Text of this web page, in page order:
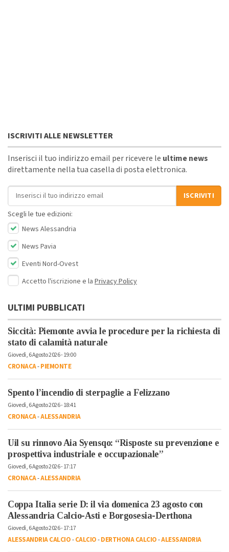
ISCRIVITI ALLE NEWSLETTER
Inserisci il tuo indirizzo email per ricevere le ultime news
direttamente nella tua casella di posta elettronica.
Indirizzo email
ISCRIVITI
Scegli le tue edizioni:
News Alessandria
News Pavia
Eventi Nord-Ovest
Accetto l'iscrizione e la Privacy Policy
ULTIMI PUBBLICATI
Siccità: Piemonte avvia le procedure per la richiesta di
stato di calamità naturale
Giovedì, 6 Agosto 2026 - 19:00
CRONACA-PIEMONTE
Spento l’incendio di sterpaglie a Felizzano
Giovedì, 6 Agosto 2026 - 18:41
CRONACA-ALESSANDRIA
Uil su rinnovo Aia Syensqo: “Risposte su prevenzione e
prospettiva industriale e occupazionale”
Giovedì, 6 Agosto 2026 - 17:17
CRONACA-ALESSANDRIA
Coppa Italia serie D: il via domenica 23 agosto con
Alessandria Calcio-Asti e Borgosesia-Derthona
Giovedì, 6 Agosto 2026 - 17:17
ALESSANDRIA CALCIO-CALCIO-DERTHONA CALCIO-ALESSANDRIA